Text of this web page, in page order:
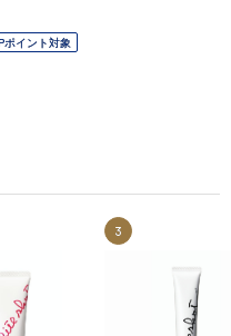
ポイント対象
3